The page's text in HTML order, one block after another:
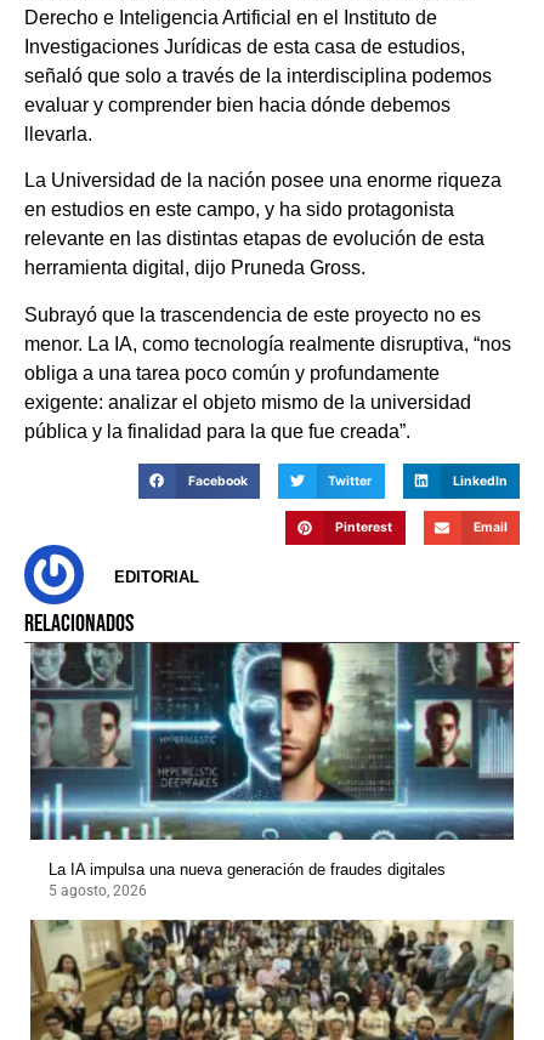
Derecho e Inteligencia Artificial en el Instituto de
Investigaciones Jurídicas de esta casa de estudios,
señaló que solo a través de la interdisciplina podemos
evaluar y comprender bien hacia dónde debemos
llevarla.
La Universidad de la nación posee una enorme riqueza
en estudios en este campo, y ha sido protagonista
relevante en las distintas etapas de evolución de esta
herramienta digital, dijo Pruneda Gross.
Subrayó que la trascendencia de este proyecto no es
menor. La IA, como tecnología realmente disruptiva, “nos
obliga a una tarea poco común y profundamente
exigente: analizar el objeto mismo de la universidad
pública y la finalidad para la que fue creada”.
Facebook Twitter LinkedIn
Pinterest Email
EDITORIAL
RELACIONADOS
La IA impulsa una nueva generación de fraudes digitales
5 agosto, 2026